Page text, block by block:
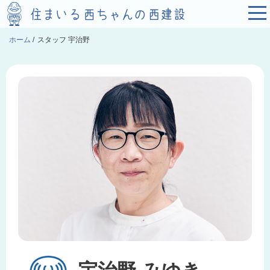
ホーム / スタッフ 宇治野